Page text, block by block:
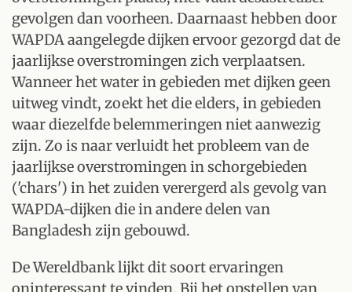
gevolgen dan voorheen. Daarnaast hebben door
WAPDA aangelegde dijken ervoor gezorgd dat de
jaarlijkse overstromingen zich verplaatsen.
Wanneer het water in gebieden met dijken geen
uitweg vindt, zoekt het die elders, in gebieden
waar diezelfde belemmeringen niet aanwezig
zijn. Zo is naar verluidt het probleem van de
jaarlijkse overstromingen in schorgebieden
('chars') in het zuiden verergerd als gevolg van
WAPDA-dijken die in andere delen van
Bangladesh zijn gebouwd.
De Wereldbank lijkt dit soort ervaringen